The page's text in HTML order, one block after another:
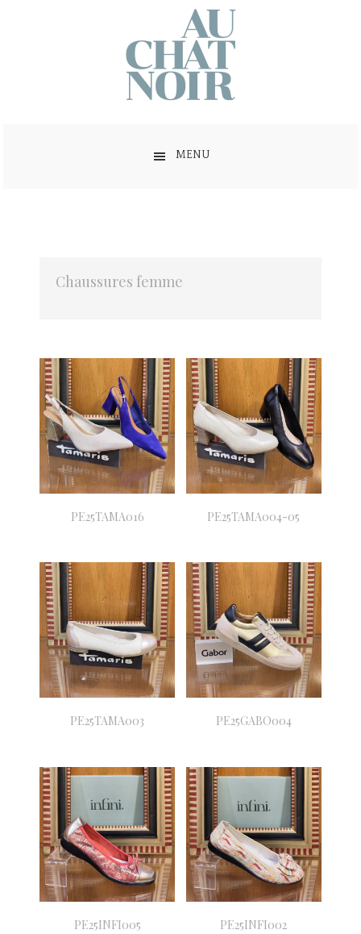
MENU
Chaussures femme
PE25TAMA016 PE25TAMA004-05
PE25TAMA003 PE25GABO004
PE25INFI005 PE25INFI002